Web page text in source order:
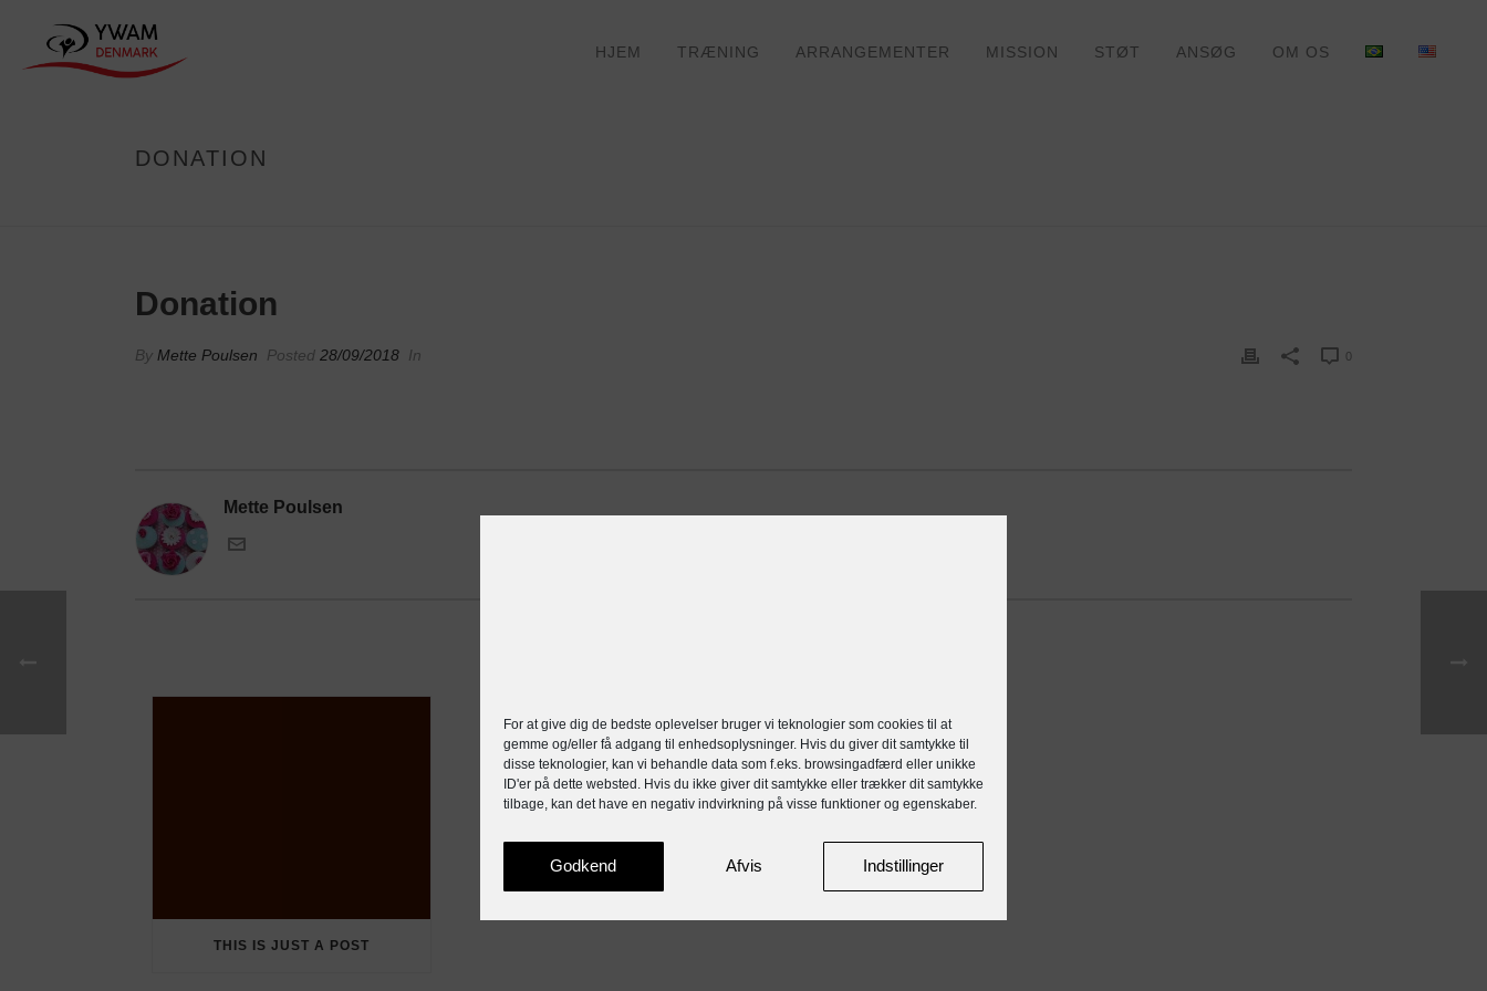
For at give dig de bedste oplevelser bruger vi teknologier som cookies til at
gemme og/eller få adgang til enhedsoplysninger. Hvis du giver dit samtykke til
disse teknologier, kan vi behandle data som f.eks. browsingadfærd eller unikke
ID'er på dette websted. Hvis du ikke giver dit samtykke eller trækker dit samtykke
tilbage, kan det have en negativ indvirkning på visse funktioner og egenskaber.
Godkend Afvis Indstillinger
HJEM TRÆNING ARRANGEMENTER MISSION STØT ANSØG OM OS
DONATION
Donation
By Mette Poulsen Posted 28/09/2018 In 0
Mette Poulsen
THIS IS JUST A POST